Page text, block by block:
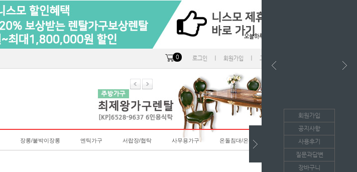
오늘하루 열지않음
0 로그인 회원가입 고객센터
장롱/붙박이장롱 엔틱가구 서랍장/협탁 사무용가구 온돌침대/온돌소파
회원가입
공지사항
사용후기
질문과답변
장바구니